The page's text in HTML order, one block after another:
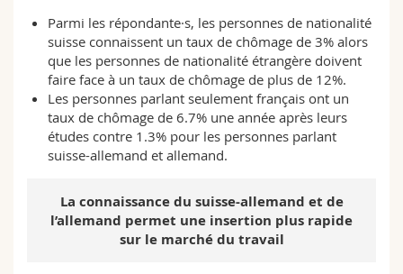
Parmi les répondante·s, les personnes de nationalité
suisse connaissent un taux de chômage de 3% alors
que les personnes de nationalité étrangère doivent
faire face à un taux de chômage de plus de 12%.
Les personnes parlant seulement français ont un
taux de chômage de 6.7% une année après leurs
études contre 1.3% pour les personnes parlant
suisse-allemand et allemand.
La connaissance du suisse-allemand et de
l’allemand permet une insertion plus rapide
sur le marché du travail